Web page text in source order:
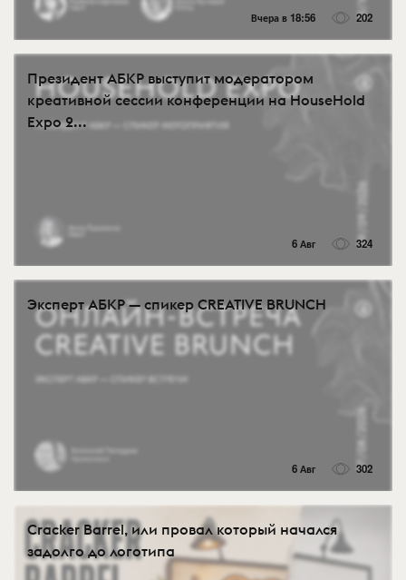
Вчера в 18:56 202
Президент АБКР выступит модератором
креативной сессии конференции на HouseHold
Expo 2...
6 Авг 324
Эксперт АБКР — спикер CREATIVE BRUNCH
6 Авг 302
Cracker Barrel, или провал который начался
задолго до логотипа